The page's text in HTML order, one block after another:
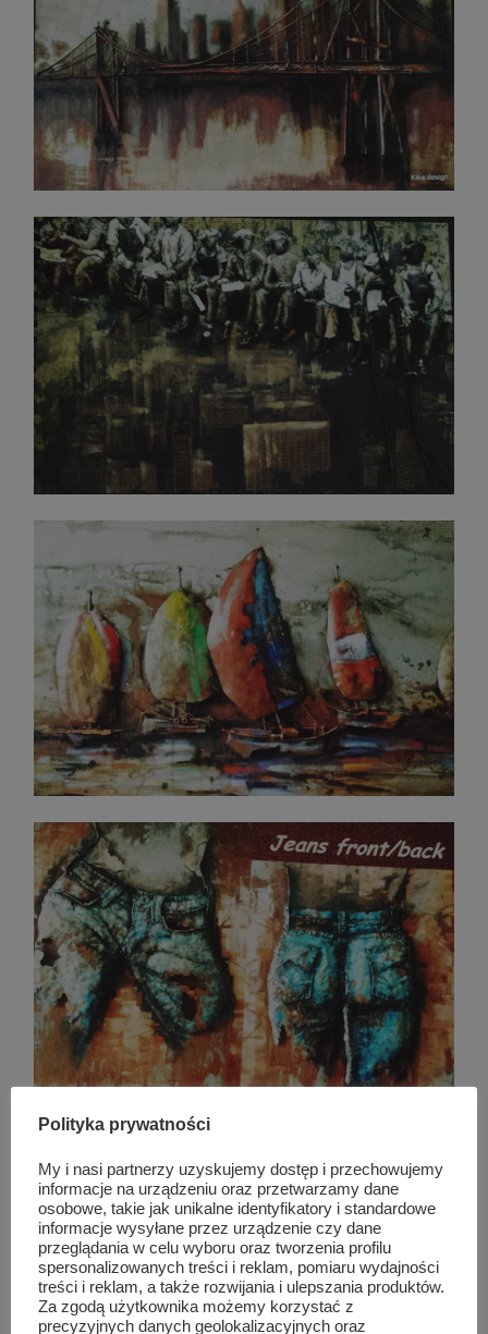
Polityka prywatności
My i nasi partnerzy uzyskujemy dostęp i przechowujemy
informacje na urządzeniu oraz przetwarzamy dane
osobowe, takie jak unikalne identyfikatory i standardowe
informacje wysyłane przez urządzenie czy dane
przeglądania w celu wyboru oraz tworzenia profilu
spersonalizowanych treści i reklam, pomiaru wydajności
treści i reklam, a także rozwijania i ulepszania produktów.
Za zgodą użytkownika możemy korzystać z
precyzyjnych danych geolokalizacyjnych oraz